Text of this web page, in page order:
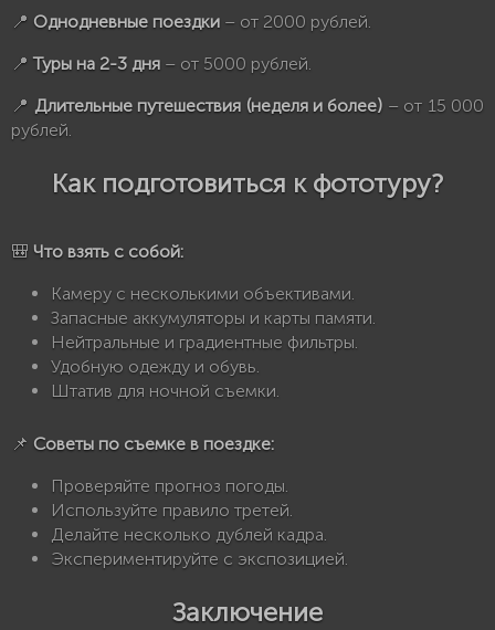
📍 Однодневные поездки – от 2000 рублей.
📍Туры на 2-3 дня – от 5000 рублей.
📍 Длительные путешествия (неделя и более) – от 15 000
рублей.
Как подготовиться к фототуру?
🎒 Что взять с собой:
Камеру с несколькими объективами.
Запасные аккумуляторы и карты памяти.
Нейтральные и градиентные фильтры.
Удобную одежду и обувь.
Штатив для ночной съемки.
📌 Советы по съемке в поездке:
Проверяйте прогноз погоды.
Используйте правило третей.
Делайте несколько дублей кадра.
Экспериментируйте с экспозицией.
Заключение